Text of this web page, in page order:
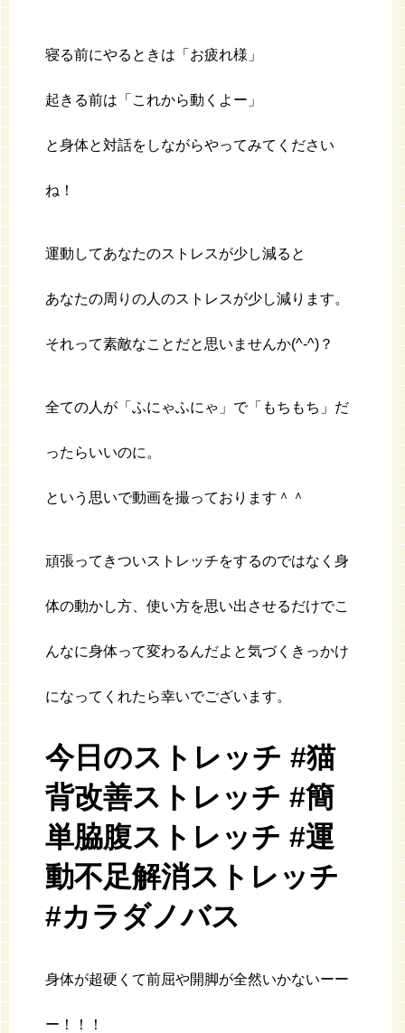
寝る前にやるときは「お疲れ様」
起きる前は「これから動くよー」
と身体と対話をしながらやってみてください
ね！
運動してあなたのストレスが少し減ると
あなたの周りの人のストレスが少し減ります。
それって素敵なことだと思いませんか(^-^)？
全ての人が「ふにゃふにゃ」で「もちもち」だ
ったらいいのに。
という思いで動画を撮っております＾＾
頑張ってきついストレッチをするのではなく身
体の動かし方、使い方を思い出させるだけでこ
んなに身体って変わるんだよと気づくきっかけ
になってくれたら幸いでございます。
今日のストレッチ #猫
背改善ストレッチ #簡
単脇腹ストレッチ #運
動不足解消ストレッチ
#カラダノバス
身体が超硬くて前屈や開脚が全然いかないーー
ー！！！